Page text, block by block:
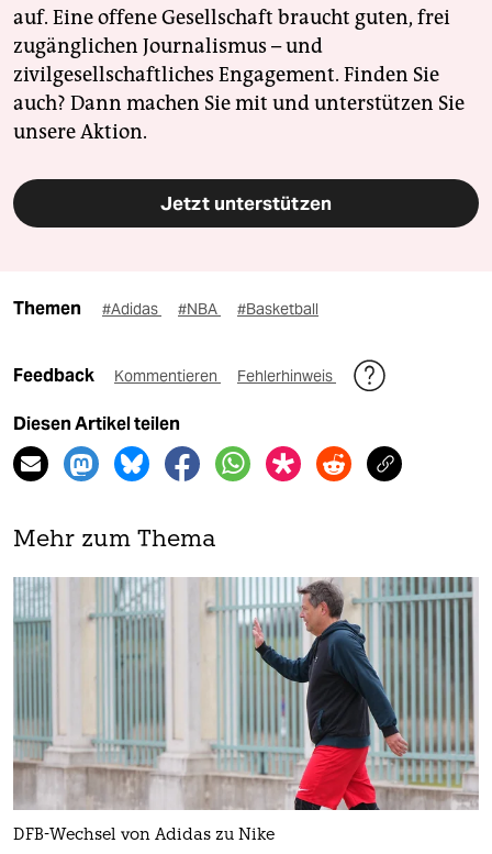
auf. Eine offene Gesellschaft braucht guten, frei
zugänglichen Journalismus – und
zivilgesellschaftliches Engagement. Finden Sie
auch? Dann machen Sie mit und unterstützen Sie
unsere Aktion.
Jetzt unterstützen
Themen #Adidas #NBA #Basketball
Feedback Kommentieren Fehlerhinweis
Diesen Artikel teilen
Mehr zum Thema
DFB-Wechsel von Adidas zu Nike